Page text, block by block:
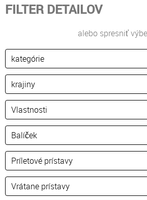
FILTER DETAILOV
alebo spresniť